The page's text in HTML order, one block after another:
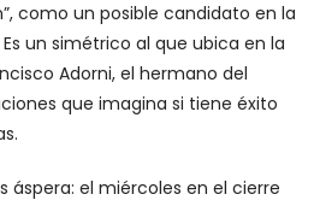
como un posible candidato en la
un simétrico al que ubica en la
Adorni, el hermano del
que imagina si tiene éxito
áspera: el miércoles en el cierre